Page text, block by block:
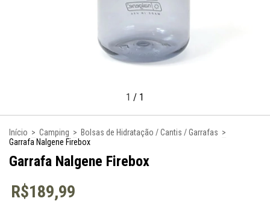
1 / 1
Início > Camping > Bolsas de Hidratação / Cantis / Garrafas >
Garrafa Nalgene Firebox
Garrafa Nalgene Firebox
R$189,99